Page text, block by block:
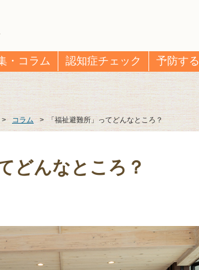
・コラム 認知症チェック 予防する
> コラム > 「福祉避難所」ってどんなところ？
どんなところ？